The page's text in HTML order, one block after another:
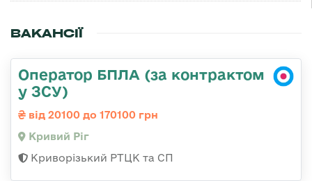
ВАКАНСІЇ
Оператор БПЛА (за контрактом
у ЗСУ)
від 20100 до 170100 грн
Кривий Ріг
Криворізький РТЦК та СП